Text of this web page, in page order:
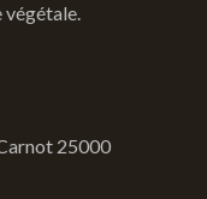
végétale.
25000